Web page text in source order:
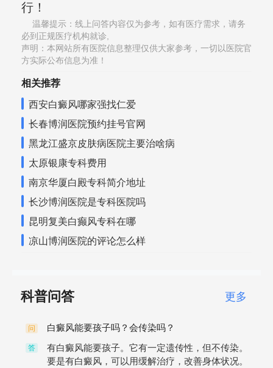
行！
温馨提示：线上问答内容仅为参考，如有医疗需求，请务
必到正规医疗机构就诊,
声明：本网站所有医院信息整理仅供大家参考，一切以医院官
方实际公布信息为准！
相关推荐
西安白癜风哪家强找仁爱
长春博润医院预约挂号官网
黑龙江盛京皮肤病医院主要治啥病
太原银康专科费用
南京华厦白殿专科简介地址
长沙博润医院是专科医院吗
昆明复美白癫风专科在哪
凉山博润医院的评论怎么样
科普问答 更多
问 白癜风能要孩子吗？会传染吗？
答
有白癜风能要孩子。它有一定遗传性，但不传染。
要是有白癜风，可以用缓解治疗，改善身体状况。